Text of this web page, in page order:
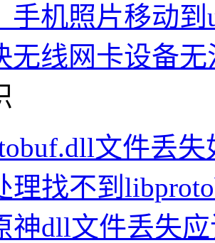
手机照片移动
无线网卡设备
文件丢
理找不到
神dll文件丢失